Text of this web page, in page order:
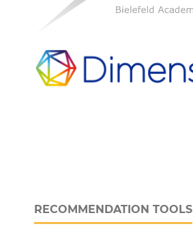
RECOMMENDATION TOOLS